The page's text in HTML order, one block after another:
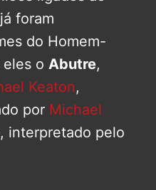
foram
do Homem-
eles o Abutre,
Keaton,
por Michael
, interpretado pelo